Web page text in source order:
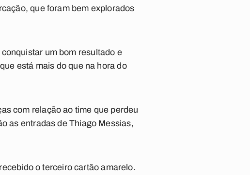
que foram bem explorados
um bom resultado e
está mais do que na hora do
com relação ao time que perdeu
as entradas de Thiago Messias,
o terceiro cartão amarelo.